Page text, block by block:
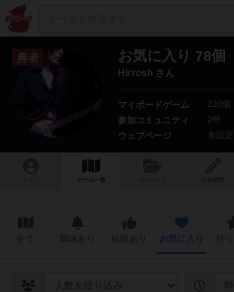
勇者 お気に入り 78個
Hirrosh さん
マイボードゲーム
220個
参加コミュニティ
2件
ウェブページ
未設定
ゲーム一覧
お気に入り